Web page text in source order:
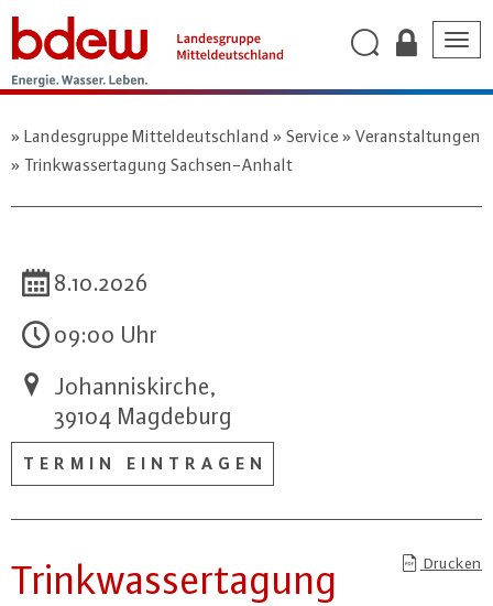
Landesgruppe Mitteldeutschland Service
Veranstaltungen
Trinkwassertagung Sachsen-Anhalt
8.10.2026
09:00 Uhr
Johanniskirche,
39104 Magdeburg
TERMIN EINTRAGEN
Drucken
Trink­was­ser­ta­gung